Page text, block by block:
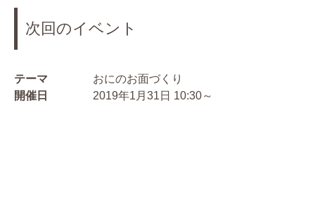
次回のイベント
テーマ
おにのお面づくり
開催日
2019年1月31日 10:30～